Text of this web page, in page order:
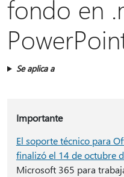
fondo en
Se aplica a
Importante
El soporte técnico para
finalizó el 14 de octubre
Microsoft 365 para